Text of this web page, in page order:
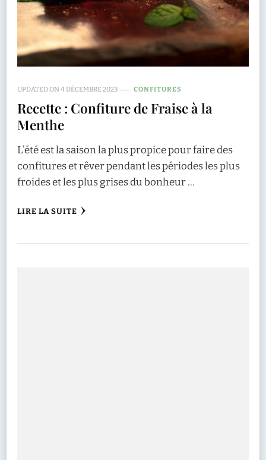
UPDATED ON4 DÉCEMBRE 2023 CONFITURES
Recette : Confiture de Fraise à la
Menthe
L’été est la saison la plus propice pour faire des
confitures et rêver pendant les périodes les plus
froides et les plus grises du bonheur …
LIRE LA SUITE